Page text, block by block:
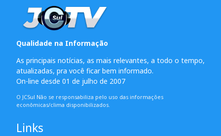
Qualidade na Informação
As principais notícias, as mais relevantes, a todo o tempo,
atualizadas, pra você ficar bem informado.
On-line desde 01 de julho de 2007
O JCSul Não se responsabiliza pelo uso das informações
econômicas/clima disponibilizados.
Links